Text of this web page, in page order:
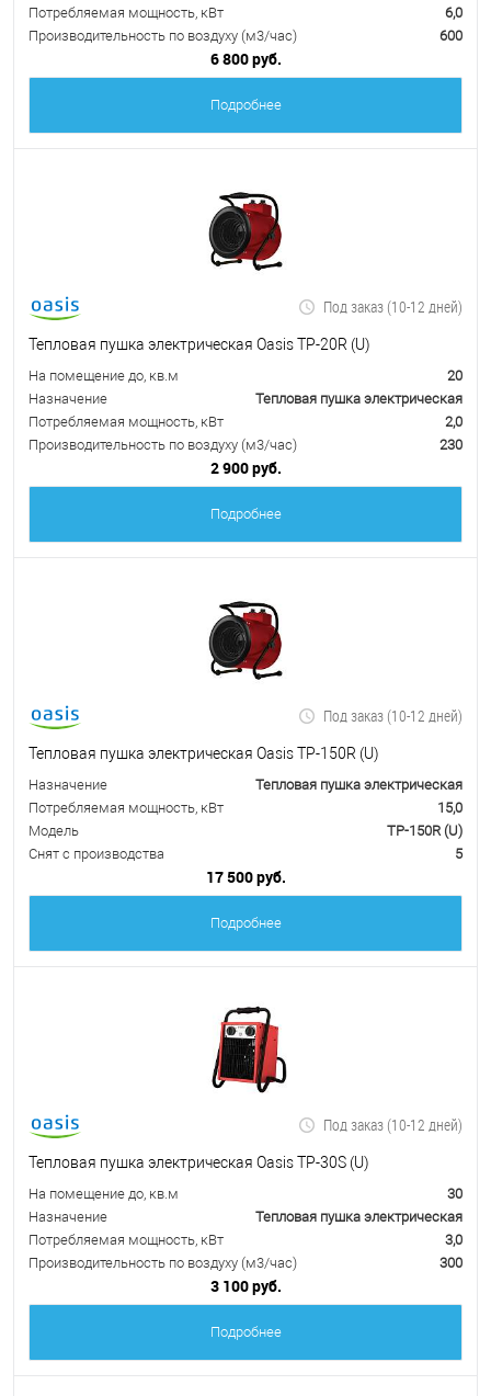
Потребляемая мощность, кВт
6,0
Производительность по воздуху (м3/час)
600
6 800 руб.
Подробнее
Под заказ (10-12 дней)
Тепловая пушка электрическая Oasis TP-20R (U)
На помещение до, кв.м
20
Назначение
Тепловая пушка электрическая
Потребляемая мощность, кВт
2,0
Производительность по воздуху (м3/час)
230
2 900 руб.
Подробнее
Под заказ (10-12 дней)
Тепловая пушка электрическая Oasis TP-150R (U)
Назначение
Тепловая пушка электрическая
Потребляемая мощность, кВт
15,0
Модель
TP-150R (U)
Снят с производства
5
17 500 руб.
Подробнее
Под заказ (10-12 дней)
Тепловая пушка электрическая Oasis TP-30S (U)
На помещение до, кв.м
30
Назначение
Тепловая пушка электрическая
Потребляемая мощность, кВт
3,0
Производительность по воздуху (м3/час)
300
3 100 руб.
Подробнее